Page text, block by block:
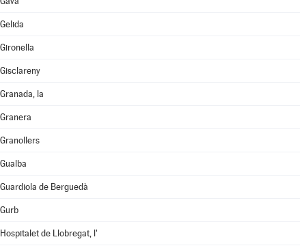
Gelida
Gironella
Gisclareny
Granada, la
Granera
Granollers
Gualba
Guardiola de Berguedà
Gurb
Hospitalet de Llobregat, l'